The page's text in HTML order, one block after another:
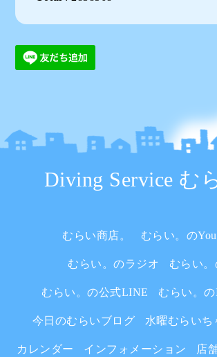
Diving Service む
むらい商店。 むらい。の
むらい。のラジオ むらい
むらい。の公式LINE むらい。の
今日のむらいブログ 水曜むらいち
カレンダー インフォメーション 店